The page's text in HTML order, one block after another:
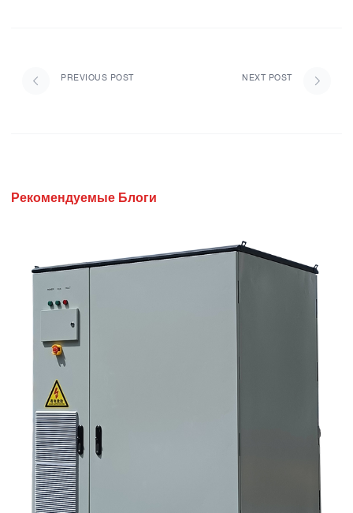
PREVIOUS POST NEXT POST
Рекомендуемые Блоги